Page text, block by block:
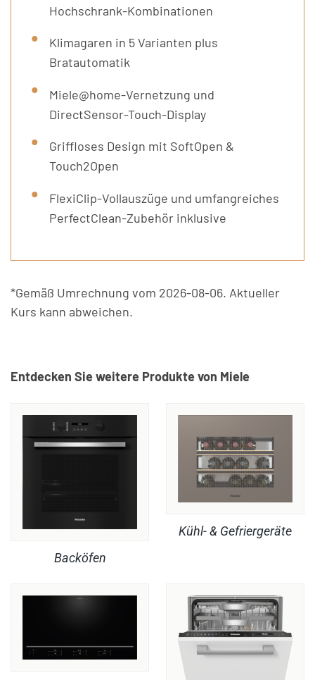
Hochschrank-Kombinationen
Klimagaren in 5 Varianten plus
Bratautomatik
Miele@home-Vernetzung und
DirectSensor-Touch-Display
Griffloses Design mit SoftOpen &
Touch2Open
FlexiClip-Vollauszüge und umfangreiches
PerfectClean-Zubehör inklusive
*Gemäß Umrechnung vom 2026-08-06. Aktueller
Kurs kann abweichen.
Entdecken Sie weitere Produkte von Miele
Backöfen
Kühl- & Gefriergeräte